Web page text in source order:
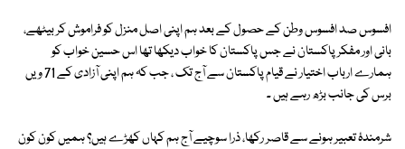
افسوس صد افسوس وطن کے حصول کے بعد ہم اپنی اصل منزل کو فراموش کر بیٹھے،
بانی اور مفکر پاکستان نے جس پاکستان کا خواب دیکھا تھا اس حسین خواب کو
ہمارے ارباب اختیار نے قیام پاکستان سے آج تک ، جب کہ ہم اپنی آزادی کے 71 ویں
برس کی جانب بڑھ رہے ہیں ۔
شرمندۂ تعبیر ہونے سے قاصر رکھا، ذرا سوچیے آج ہم کہاں کھڑے ہیں؟ ہمیں کون کون